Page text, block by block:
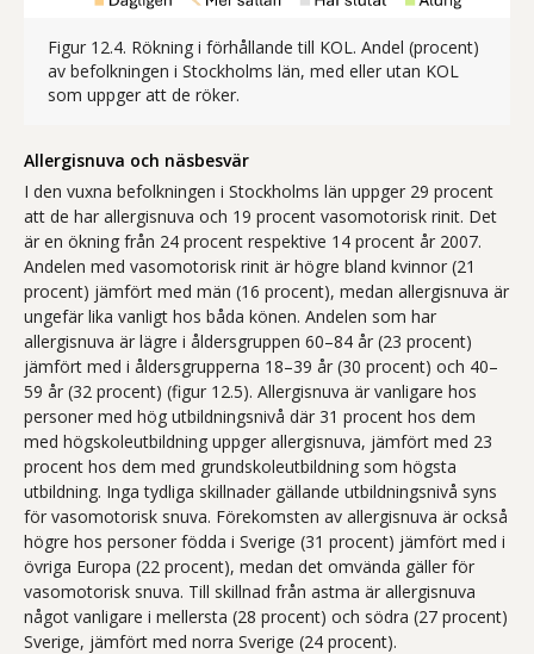
Figur 12.4. Rökning i förhållande till KOL. Andel (procent)
av befolkningen i Stockholms län, med eller utan KOL
som uppger att de röker.
Allergisnuva och näsbesvär
I den vuxna befolkningen i Stockholms län uppger 29 procent
att de har allergisnuva och 19 procent vasomotorisk rinit. Det
är en ökning från 24 procent respektive 14 procent år 2007.
Andelen med vasomotorisk rinit är högre bland kvinnor (21
procent) jämfört med män (16 procent), medan allergisnuva är
ungefär lika vanligt hos båda könen. Andelen som har
allergisnuva är lägre i åldersgruppen 60–84 år (23 procent)
jämfört med i åldersgrupperna 18–39 år (30 procent) och 40–
59 år (32 procent) (figur 12.5). Allergisnuva är vanligare hos
personer med hög utbildningsnivå där 31 procent hos dem
med högskoleutbildning uppger allergisnuva, jämfört med 23
procent hos dem med grundskoleutbildning som högsta
utbildning. Inga tydliga skillnader gällande utbildningsnivå syns
för vasomotorisk snuva. Förekomsten av allergisnuva är också
högre hos personer födda i Sverige (31 procent) jämfört med i
övriga Europa (22 procent), medan det omvända gäller för
vasomotorisk snuva. Till skillnad från astma är allergisnuva
något vanligare i mellersta (28 procent) och södra (27 procent)
Sverige, jämfört med norra Sverige (24 procent).